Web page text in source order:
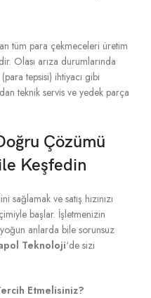
tüm para çekmeceleri üretim
Olası arıza durumlarında
tepsisi) ihtiyacı gibi
teknik servis ve yedek parça
Çözümü
Keşfedin
sağlamak ve satış hızınızı
başlar. İşletmenizin
anlarda bile sorunsuz
Teknoloji‘de sizi
Etmelisiniz?